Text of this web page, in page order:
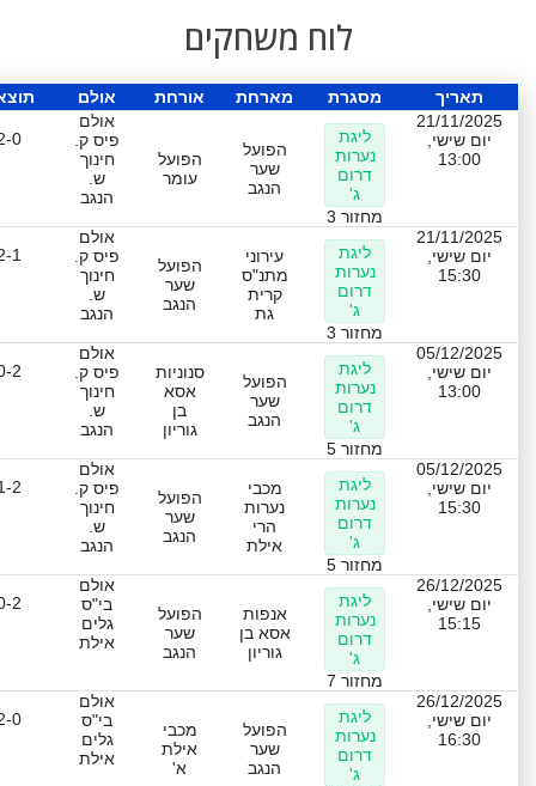
לוח משחקים
תאריך מסגרת מארחת אורחת אולם
21/11/2025
יום שישי,
13:00
ליגת
נערות
דרום
ג'
מחזור 3
הפועל
שער
הנגב
הפועל
עומר
אולם
פיס ק.
חינוך
ש.
הנגב
0
21/11/2025
יום שישי,
15:30
ליגת
נערות
דרום
ג'
מחזור 3
עירוני
מתנ"ס
קרית
גת
הפועל
שער
הנגב
אולם
פיס ק.
חינוך
ש.
הנגב
1
05/12/2025
יום שישי,
13:00
ליגת
נערות
דרום
ג'
מחזור 5
הפועל
שער
הנגב
סנוניות
אסא
בן
גוריון
אולם
פיס ק.
חינוך
ש.
הנגב
2
05/12/2025
יום שישי,
15:30
ליגת
נערות
דרום
ג'
מחזור 5
מכבי
נערות
הרי
אילת
הפועל
שער
הנגב
אולם
פיס ק.
חינוך
ש.
הנגב
2
26/12/2025
יום שישי,
15:15
ליגת
נערות
דרום
ג'
מחזור 7
אנפות
אסא בן
גוריון
הפועל
שער
הנגב
אולם
בי"ס
גלים
אילת
2
26/12/2025
יום שישי,
16:30
ליגת
נערות
דרום
ג'
הפועל
שער
הנגב
מכבי
אילת
א'
אולם
בי"ס
גלים
אילת
0